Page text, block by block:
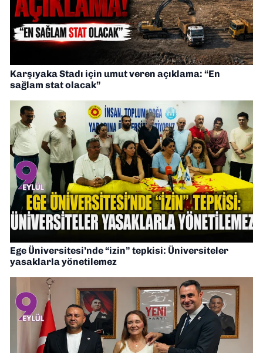
Karşıyaka Stadı için umut veren açıklama: “En
sağlam stat olacak”
Ege Üniversitesi’nde “izin” tepkisi: Üniversiteler
yasaklarla yönetilemez